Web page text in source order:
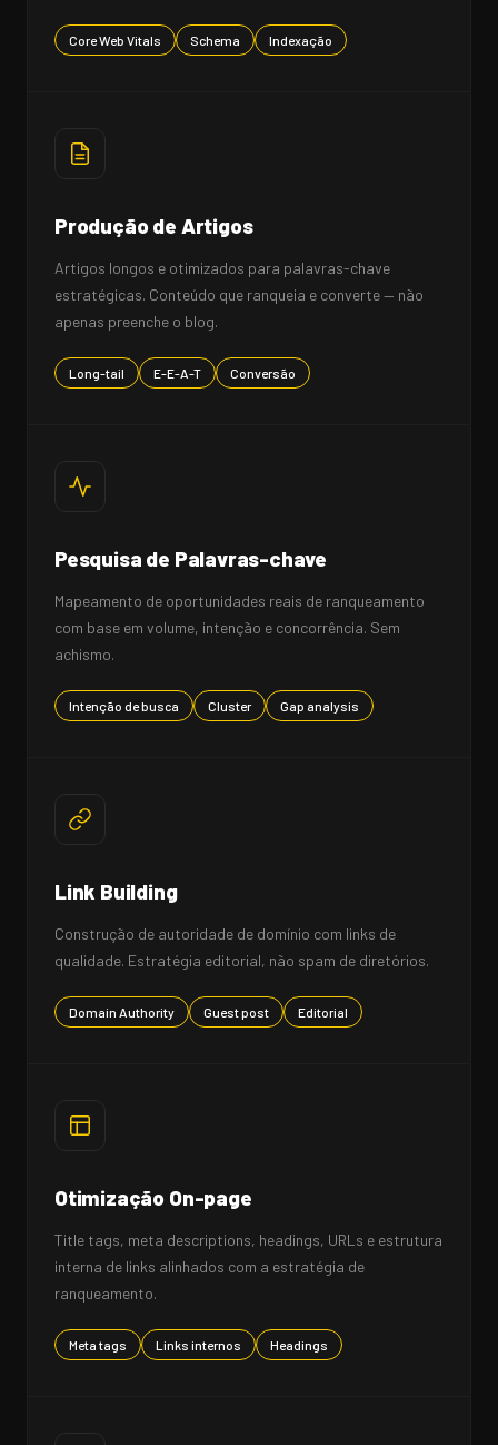
Core Web Vitals Schema Indexação
Produção de Artigos
Artigos longos e otimizados para palavras-chave
estratégicas. Conteúdo que ranqueia e converte — não
apenas preenche o blog.
Long-tail E-E-A-T Conversão
Pesquisa de Palavras-chave
Mapeamento de oportunidades reais de ranqueamento
com base em volume, intenção e concorrência. Sem
achismo.
Intenção de busca Cluster Gap analysis
Link Building
Construção de autoridade de domínio com links de
qualidade. Estratégia editorial, não spam de diretórios.
Domain Authority Guest post Editorial
Otimização On-page
Title tags, meta descriptions, headings, URLs e estrutura
interna de links alinhados com a estratégia de
ranqueamento.
Meta tags Links internos Headings